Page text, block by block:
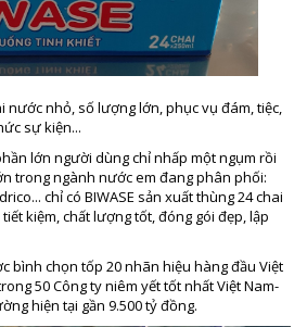
nước nhỏ, số lượng lớn, phục vụ đám, tiệc,
sự kiện...
lớn người dùng chỉ nhấp một ngụm rồi
trong ngành nước em đang phân phối:
chỉ có BIWASE sản xuất thùng 24 chai
kiệm, chất lượng tốt, đóng gói đẹp, lập
bình chọn tốp 20 nhãn hiệu hàng đầu Việt
50 Công ty niêm yết tốt nhất Việt Nam-
hiện tại gần 9.500 tỷ đồng.